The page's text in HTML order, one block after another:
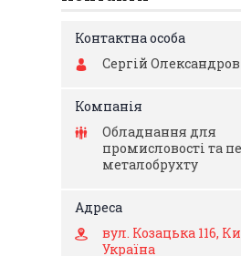
Сергій
Обладнання для
промисловості та
металобрухту
вул. Козацька 116,
Україна